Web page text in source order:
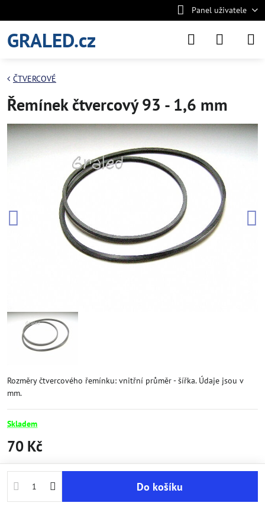
Panel uživatele
GRALED.cz
ČTVERCOVÉ
Řemínek čtvercový 93 - 1,6 mm
Rozměry čtvercového řemínku: vnitřní průměr - šířka. Údaje jsou v
mm.
Skladem
70 Kč
Do košíku